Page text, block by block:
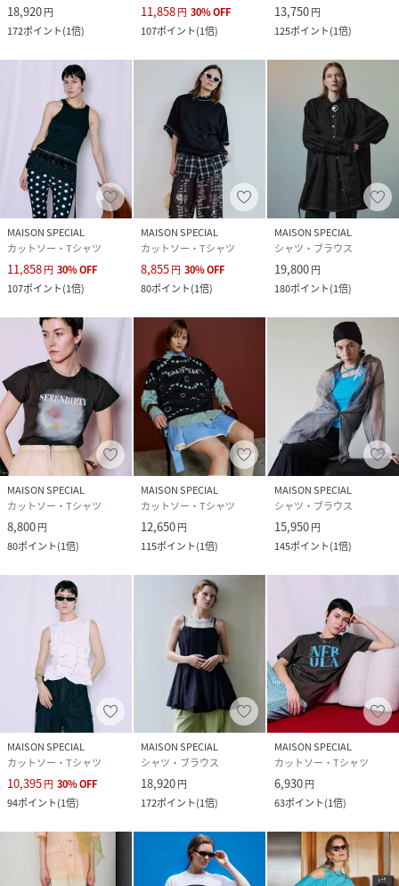
18,920円
172ポイント(1倍)
11,858円 30%OFF
107ポイント(1倍)
13,750円
125ポイント(1倍)
MAISON SPECIAL
カットソー・Tシャツ
11,858円 30%OFF
107ポイント(1倍)
MAISON SPECIAL
カットソー・Tシャツ
8,855円 30%OFF
80ポイント(1倍)
MAISON SPECIAL
シャツ・ブラウス
19,800円
180ポイント(1倍)
MAISON SPECIAL
カットソー・Tシャツ
8,800円
80ポイント(1倍)
MAISON SPECIAL
カットソー・Tシャツ
12,650円
115ポイント(1倍)
MAISON SPECIAL
シャツ・ブラウス
15,950円
145ポイント(1倍)
MAISON SPECIAL
カットソー・Tシャツ
10,395円 30%OFF
94ポイント(1倍)
MAISON SPECIAL
シャツ・ブラウス
18,920円
172ポイント(1倍)
MAISON SPECIAL
カットソー・Tシャツ
6,930円
63ポイント(1倍)